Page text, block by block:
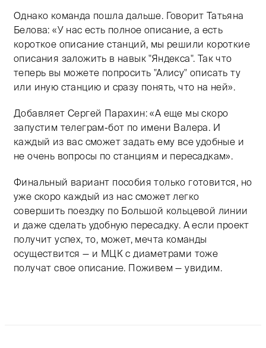
Однако команда пошла дальше. Говорит Татьяна
Белова: «У нас есть полное описание, а есть
короткое описание станций, мы решили короткие
описания заложить в навык "Яндекса". Так что
теперь вы можете попросить "Алису" описать ту
или иную станцию и сразу понять, что на ней».
Добавляет Сергей Парахин: «А еще мы скоро
запустим телеграм-бот по имени Валера. И
каждый из вас сможет задать ему все удобные и
не очень вопросы по станциям и пересадкам».
Финальный вариант пособия только готовится, но
уже скоро каждый из нас сможет легко
совершить поездку по Большой кольцевой линии
и даже сделать удобную пересадку. А если проект
получит успех, то, может, мечта команды
осуществится — и МЦК с диаметрами тоже
получат свое описание. Поживем — увидим.